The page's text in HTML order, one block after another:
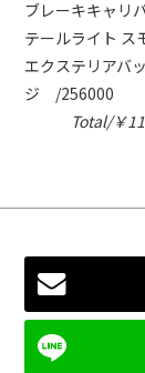
ブレーキキャリ
テールライト
エクステリアバ
ジ /256000
Total/￥